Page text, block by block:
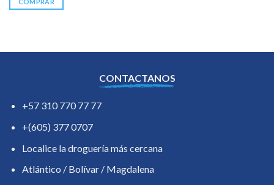
CONTACTANOS
+57 310 770 77 77
+(605) 377 0707
Localice la droguería más cercana
Atlántico / Bolívar / Magdalena